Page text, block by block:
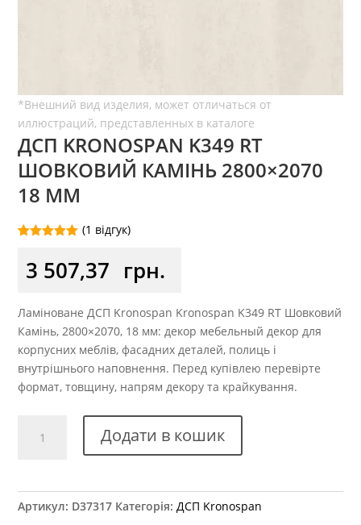
ДСП KRONOSPAN K349 RT
ШОВКОВИЙ КАМІНЬ 2800×2070
18 ММ
основі
опитування
(1 відгук)
3 507,37 грн.
Ламіноване ДСП Kronospan Kronospan K349 RT Шовковий
Камінь, 2800×2070, 18 мм: декор мебельный декор для
корпусних меблів, фасадних деталей, полиць і
внутрішнього наповнення. Перед купівлею перевірте
формат, товщину, напрям декору та крайкування.
Kronospan
Камінь
Додати в кошик
Артикул: D37317 Категорія: ДСП Kronospan